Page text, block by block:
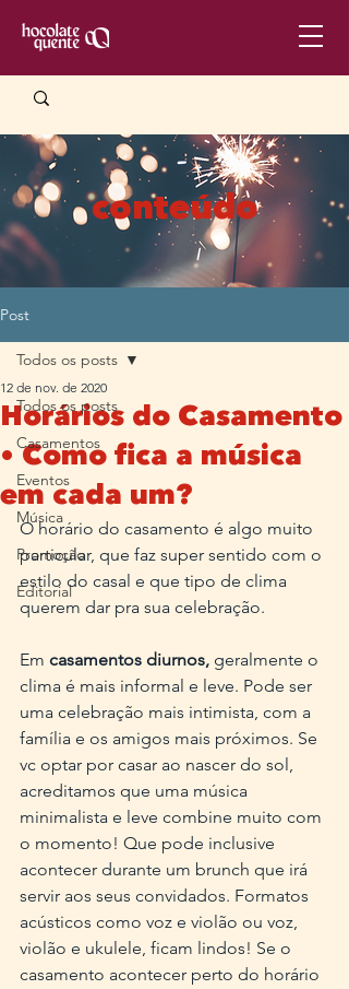
conteúdo
Post
Todos os posts
Casamentos
Eventos
Música
Promoção
Editorial
Todos os posts
Horários do Casamento
• Como fica a música
em cada um?
12 de nov. de 2020
O horário do casamento é algo muito
particular, que faz super sentido com o
estilo do casal e que tipo de clima
querem dar pra sua celebração.
Em casamentos diurnos, geralmente o
clima é mais informal e leve. Pode ser
uma celebração mais intimista, com a
família e os amigos mais próximos. Se
vc optar por casar ao nascer do sol,
acreditamos que uma música
minimalista e leve combine muito com
o momento! Que pode inclusive
acontecer durante um brunch que irá
servir aos seus convidados. Formatos
acústicos como voz e violão ou voz,
violão e ukulele, ficam lindos! Se o
casamento acontecer perto do horário